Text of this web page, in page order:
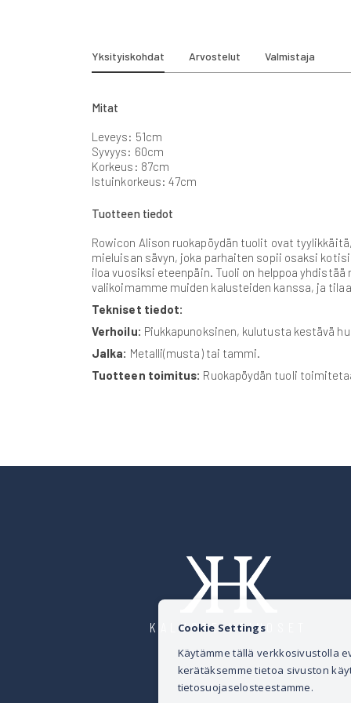
Yksityiskohdat
Mitat
Leveys: 51cm
Syvyys: 60cm
Korkeus: 87cm
Istuinkorkeus: 47cm
Tuotteen tiedot
Rowicon Alison ruokapöydän tuolit ovat
mieluisan sävyn, joka parhaiten sopii osaksi
iloa vuosiksi eteenpäin. Tuoli on helppoa
valikoimamme muiden kalusteiden kanssa, ja
Tekniset tiedot:
Verhoilu: Piukkapunoksinen, kulutusta kestävä
Jalka: Metalli(musta) tai tammi.
Tuotteen toimitus: Ruokapöydän tuoli
Arvostelut Valmistaja
KALUSTE HEINOSET
Cookie Settings
Käytämme tällä verkkosivustolla
kerätäksemme tietoa sivuston
tietosuojaselosteestamme.